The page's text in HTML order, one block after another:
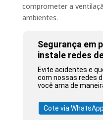
comprometer a
ambientes.
Segurança em
instale redes
Evite acidentes e
com nossas redes
você ama de
Cote via WhatsApp